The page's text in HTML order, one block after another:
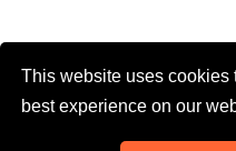
This website uses cookies
best experience on our